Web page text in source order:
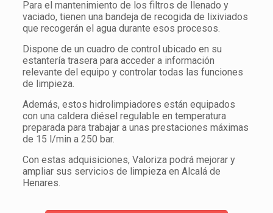
Para el mantenimiento de los filtros de llenado y
vaciado, tienen una bandeja de recogida de lixiviados
que recogerán el agua durante esos procesos.
Dispone de un cuadro de control ubicado en su
estantería trasera para acceder a información
relevante del equipo y controlar todas las funciones
de limpieza.
Además, estos hidrolimpiadores están equipados
con una caldera diésel regulable en temperatura
preparada para trabajar a unas prestaciones máximas
de 15 l/min a 250 bar.
Con estas adquisiciones, Valoriza podrá mejorar y
ampliar sus servicios de limpieza en Alcalá de
Henares.